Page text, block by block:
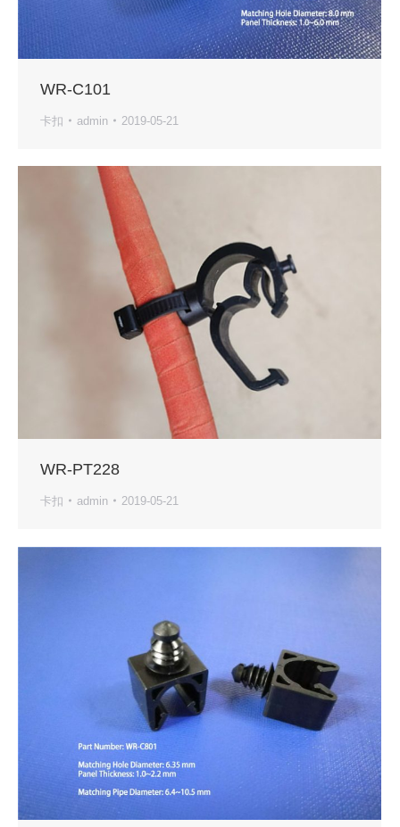
WR-C101
卡扣 admin 2019-05-21
WR-PT228
卡扣 admin 2019-05-21